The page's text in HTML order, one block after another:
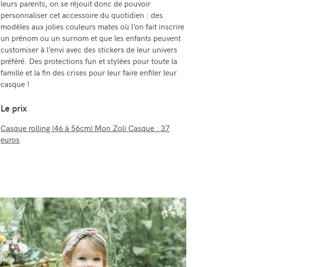
leurs parents, on se réjouit donc de pouvoir
personnaliser cet accessoire du quotidien : des
modèles aux jolies couleurs mates où l’on fait inscrire
un prénom ou un surnom et que les enfants peuvent
customiser à l’envi avec des stickers de leur univers
préféré. Des protections fun et stylées pour toute la
famille et la fin des crises pour leur faire enfiler leur
casque !
Le prix
Casque rolling (46 à 56cm) Mon Zoli Casque : 37
euros